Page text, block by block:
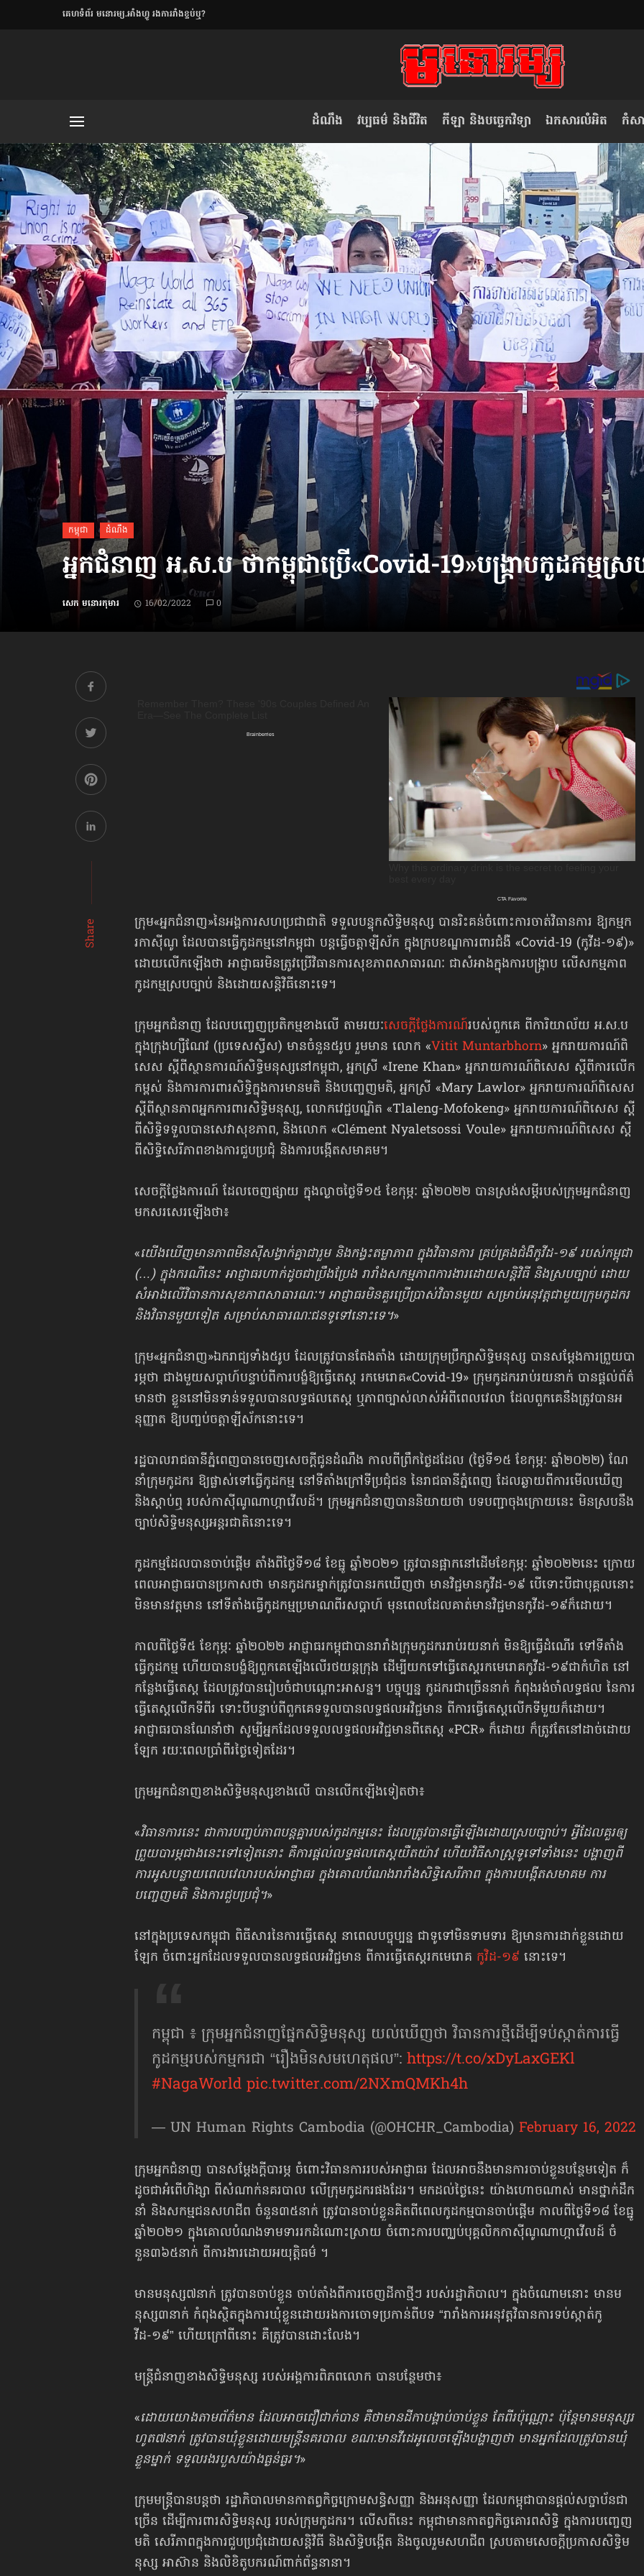
​គេហទំព័រ មនោរម្យ.អាំងហ្វូ រងការរាំងខ្ទប់ឬ?
ដំណឹង វប្បធម៌ និងជីវិត កីឡា និងបច្ចេកវិទ្យា ឯកសារលំអិត កំសា
កម្ពុជា ដំណឹង
អ្នកជំនាញ អ.ស.ប ថាកម្ពុជា​ប្រើ​​«Covid-19»បង្ក្រាបកូដកម្មស្រ
សេក មនោរកុមារ 16/02/2022 0
Share
ក្រុម«អ្នកជំនាញ»​នៃ​អង្គកា​រ​សហ​ប្រជាជា​តិ​ ទ​ទួល​បន្ទុក​សិទ្ធិ​ម​នុស្ស បា​ន​រិះ​គន់​ចំ​ពោះការ​ចាត់វិធា​នការ ឱ្យ​កម្មក​
រកា​ស៊ីណូ ដែ​លបានធ្វើកូដ​កម្ម​នៅ​កម្ពុជា ​បន្តធ្វើ​ចត្តាឡីស័​ក ក្នុង​ក្រប​ខណ្ឌ​ការ​ពារ​ជំងឺ «Covid-19 (កូ​វីដ-១៩)»
ដោយលើក​ឡើងថា ​អាជ្ញាធ​រមិន​ត្រូវ​ប្រើ​វិធា​នកា​រសុខ​ភាព​សាធា​រ​ណៈ ជា​សំ​អាងក្នុងការ​បង្រ្កាប​ លើស​កម្ម​ភាព​
កូដកម្មស្របច្បាប់ ​និងដោ​យសន្តិ​វិ​ធី​នោះ​ទេ។
ក្រុម​អ្នក​ជំ​នាញ ដែលបញ្ចេញប្រតិកម្មខាងលើ តាមរយៈសេចក្ដីថ្លែងការណ៍របស់ពួកគេ ពីការិយាល័យ អ.ស.ប
ក្នុងក្រុងហ្សឺណែវ (ប្រទេសស្វីស) មានចំនួន៥រូប រួមមាន​ លោក «Vitit Muntarbhorn» ​អ្ន​ក​រាយ​កា​រណ៍ពិ​
សេស ស្តីពីស្ថាន​កា​រណ៍​សិទ្ធិ​ម​នុស្ស​នៅ​កម្ពុ​ជា, ​អ្នក​ស្រី «Irene Khan» ​អ្ន​ក​រាយ​កា​រណ៍ពិ​សេស ស្តី​ពី​ការ​លើក​
កម្ពស់ ​និង​ការ​ការពា​រ​សិទ្ធិ​ក្នុង​ការ​មាន​ម​តិ ​និងបញ្ចេញ​ម​តិ, ​អ្នក​ស្រី «Mary Lawlor» ​អ្ន​ក​រាយ​កា​រណ៍ពិ​សេស
ស្តី​ពីស្ថាន​ភាព​អ្នក​ការពា​រ​សិទ្ធិ​ម​នុស្ស, ​​លោក​វេជ្ជបណ្ឌិត «Tlaleng-Mofokeng» ​អ្ន​ក​រាយ​កា​រណ៍ពិ​សេស ស្តី​
ពី​សិទ្ធិ​ទ​ទួល​បាន​សេ​វា​សុខ​ភាព, ​និងលោក «Clément Nyaletsossi Voule» ​អ្ន​ក​រាយ​កា​រណ៍ពិ​សេស ស្តី​
ពី​សិទ្ធិ​សេ​រី​ភាព​ខាង​ការ​ជួប​ប្រ​ជុំ ​និង​កា​រ​បង្កើត​សមា​គម។
​សេចក្ដីថ្លែងការណ៍ ដែលចេញផ្សាយ ក្នុងល្ងាច​ថ្ងៃទី១៥ ខែកុម្ភៈ ឆ្នាំ២០២២ បានស្រង់សម្ដីរបស់ក្រុមអ្នក​ជំនាញ
មកសរសេរឡើងថា៖
«​យើង​ឃើញ​មាន​​ភា​ពមិន​ស៊ី​សង្វាក់​គ្នាជា​រួម ​និង​កង្វះ​តម្លា​ភា​ព ក្នុងវិធា​នការ ​គ្រប់គ្រង​ជំងឺកូ​វីដ-១៩ របស់​កម្ពុជា
(…) ​ក្នុង​ក​រ​ណី​នេះ ​អាជ្ញាធរ​ហាក់​ដូចជា​ប្រឹង​ប្រែ​ង រា​រាំង​ស​កម្ម​ភាព​កា​រ​ងារ​​ដោយ​សន្តិ​វិ​ធី ​និង​ស្រប​ច្បាប់​ ដោ​យ​
សំ​អាងលើ​វិធា​នការ​សុ​ខ​ភាព​សាធា​រ​ណៈ។ ​អាជ្ញាធ​រ​មិនគួរ​ប្រើ​ប្រាស់​វិ​ធាន​មួ​យ សម្រាប់​អ​នុ​វត្តជា​មួ​យ​ក្រុ​មកូដ​ករ​ ​
និង​វិ​ធាន​មួយ​ទៀត សម្រាប់​សាធា​រ​ណៈ​ជន​ទូទៅ​នោះ​ទេ។»
​ក្រុម«អ្នកជំនាញ»ឯ​ក​រាជ្យទាំង៥រូប ដែល​ត្រូវបាន​តែង​តាំង ដោ​យ​ក្រុម​ប្រឹក្សា​សិទ្ធិ​ម​នុស្ស បានសម្តែងការព្រួយបា​
រម្ភថា ជាង​មួយសប្តាហ៍​បន្ទាប់ពីការ​បង្ខំ​ឱ្យធ្វើតេស្ត​ រ​ក​មេ​រោ​គ«Covid-19» ​ក្រុ​មកូដ​ករ​រាប់​រយ​នាក់ បានផ្ដល់​ព័ត៌​
មានថា ​ខ្លួន​នៅមិន​ទាន់​ទ​ទួ​លបាន​លទ្ធ​ផ​លតេស្ត ឬ​ភាព​ច្បាស់​លាស់​អំពី​ពេលវេលា ដែល​ពួក​គេនឹង​ត្រូវបាន​អ​
នុញ្ញាត​ ឱ្យបញ្ចប់​ចត្តាឡី​ស័ក​នោះ​ទេ។
​រដ្ឋបាល​រាជធា​នី​ភ្នំ​ពេញ​​បាន​ចេញ​សេ​ចក្ដី​ជូន​ដំ​ណឹង​ កាលពីព្រឹក​ថ្ងៃ​ដដែល (ថ្ងៃទី១៥ ​ខែ​កុម្ភៈ ឆ្នាំ២០២២) ​ណែ​
នាំ​ក្រុ​មកូដ​ករ​ ឱ្យ​ផ្លាស់​ទៅធ្វើកូដ​កម្ម​ នៅ​ទី​តាំង​ក្រៅ​ទី​ប្រ​ជុំ​ជន នៃរាជធានី​ភ្នំ​ពេញ ដែលឆ្ងាយ​ពី​កា​រ​មើល​ឃើញ ​
និង​ស្ដាប់ឮ ​របស់កា​ស៊ីណូ​ណាហ្កាវើលដ៍។ ​ក្រុមអ្នក​ជំនាញ​បាន​និ​យាយ​ថា ​បទ​បញ្ជា​ចុង​ក្រោយ​នេះ ​មិន​ស្រប​នឹង​
ច្បាប់​សិទ្ធិ​ម​នុស្ស​អន្តរ​ជា​តិ​នោះ​ទេ។
កូដ​កម្មដែ​លបាន​ចាប់ផ្តើម​ តាំងពី​ថ្ងៃ​ទី១៨ ​ខែ​ធ្នូ ​ឆ្នាំ២០២១ ​ត្រូវបានផ្អាក​នៅ​ដើម​ខែ​កុម្ភៈ ឆ្នាំ២០២២នេះ ​ក្រោយ​
ពេល​អាជ្ញាធ​រ​បា​នប្រ​កាសថា​ មា​នកូដ​ករម្នាក់​ត្រូវបាន​រក​ឃើញថា​ មា​នវិជ្ជ​មា​នកូ​វីដ-១៩ ​បើ​ទោះ​បីជា​បុគ្គល​នោះ​
មិន​មាន​វត្ត​មាន​ នៅ​ទី​តាំងធ្វើកូដ​កម្មប្រ​មាណពី​រ​សប្តាហ៍​ មុន​ពេលដែល​គាត់​មា​នវិជ្ជ​មា​នកូ​វីដ-១៩​ក៏ដោយ។
​កាលពី​ថ្ងៃ​ទី៥ ​ខែ​កុម្ភៈ ឆ្នាំ២០២២ ​អាជ្ញាធ​រ​កម្ពុជាបា​នរា​រាំង​​ក្រុ​មកូដ​ករ​រាប់​រយ​នាក់ មិន​ឱ្យធ្វើ​ដំណើរ ទៅ​ទី​តាំង
ធ្វើកូដ​កម្ម ​ហើយបាន​បង្ខំ​ឱ្យ​ពួក​គេ​ឡើងលើរ​ថ​យន្ត​ក្រុង ​ដើម្បី​យកទៅធ្វើតេស្ត​​រ​ក​មេ​រោ​គកូ​វីដ-១៩ជាកំ​ហិត​ នៅ​
កន្លែងធ្វើតេស្ត ដែល​ត្រូវបាន​រៀប​ចំ​ជាបណ្តោះ​អាសន្ន។ បច្ចុប្បន្ន កូដ​ករជា​ច្រើន​នាក់ ​កំ​ពុង​រង់​ចាំ​លទ្ធ​ផល​ នៃការ
ធ្វើតេស្តលើក​ទីពីរ ​ទោះ​បី​បន្ទាប់ពី​ពួក​គេ​ទ​ទួ​លបាន​លទ្ធ​ផល​អវិជ្ជ​មា​ន ពីការធ្វើតេស្តលើក​ទី​មួ​យ​ក៏ដោយ។ ​
អាជ្ញាធ​របាន​ណែ​នាំថា ​សូម្បីអ្នកដែល​ទ​ទួល​លទ្ធ​ផល​អវិជ្ជ​មា​នពីតេស្ត «PCR» ​ក៏ដោយ ​ក៏​ត្រូវ​តែ​នៅ​ដាច់ដោយ​
ឡែក ​រ​យៈ​ពេល​ប្រាំ​ពីរ​ថ្ងៃ​ទៀត​ដែរ។
​ក្រុមអ្នក​ជំនាញ​ខាងសិទ្ធិមនុស្សខាងលើ បានលើក​ឡើង​ទៀតថា៖
«វិធា​នកា​រនេះ​ ជាការបញ្ចប់​ភាព​បន្ត​គ្នា​របស់កូដ​កម្មនេះ ដែល​ត្រូវបានធ្វើ​ឡើង​ដោ​យ​ស្រប​ច្បាប់។ ​អ្វី​ដែល​គួរ​ឲ្យ​
ព្រួយ​បា​រម្ភ​​ជាង​នេះ​ទៅ​ទៀត​នោះ ​គឺការផ្តល់​លទ្ធ​ផល​​តេស្ត​យឺត​យ៉ាវ​ ​ហើយ​វិ​ធី​សាស្ត្រ​ទូ​ទៅ​ទាំង​នេះ ​បង្ហាញ​ពី​
ការ​អូស​បន្លាយ​​ពេល​វេ​លា​របស់​អាជ្ញាធរ​ ក្នុង​គោល​បំណ​ងរា​រាំង​សិទ្ធិ​សេ​រី​ភាព ​ក្នុង​ការ​បង្កើត​សមា​គម ការ​
បញ្ចេញ​ម​តិ ​និង​ការ​ជួប​ប្រ​ជុំ។»
​នៅក្នុងប្រ​ទេស​កម្ពុ​ជា ​ពិ​ធី​សារ​នៃការធ្វើតេស្ត នា​ពេ​លបច្ចុប្បន្ន ​ជា​ទូ​ទៅមិន​ទាម​ទារ​ ឱ្យ​មា​នកា​រដាក់​ខ្លួនដោយ​
ឡែក​ ចំ​ពោះអ្នកដែល​ទ​ទួ​លបាន​លទ្ធ​ផល​អវិជ្ជ​មាន ​ពីការធ្វើតេស្ត​រ​ក​មេ​រោ​គ កូវិដ-១៩ ​នោះ​ទេ។
កម្ពុជា ៖ ក្រុមអ្នកជំនាញផ្នែកសិទ្ធិមនុស្ស យល់ឃើញថា វិធានការថ្មីដើម្បីទប់ស្កាត់ការធ្វើ
កូដកម្មរបស់កម្មករជា “រឿងមិនសមហេតុផល”:https://t.co/xDyLaxGEKl
#NagaWorld pic.twitter.com/2NXmQMKh4h
— UN Human Rights Cambodia (@OHCHR_Cambodia)February 16, 2022
​ក្រុមអ្នក​ជំនាញ ​បា​នសម្ដែងក្ដីបា​រម្ភ​ ចំ​ពោះវិធា​នការ​របស់​អាជ្ញាធរ ដែល​អាច​នឹង​មា​នការ​ចាប់​ខ្លួន​បន្ថែម​ទៀត ​ក៏​
ដូច​ជា​អំ​ពើ​ហិង្សា ​ពី​សំ​ណាក់នគរបាល​ លើ​ក្រុ​ម​កូដករ​ផង​ដែរ។ មកដល់ថ្ងៃនេះ ​យ៉ាង​ហោច​ណាស់ ​មានថ្នាក់ដឹ​ក​
នាំ ​និងស​កម្ម​ជន​សហ​ជីព​ ចំ​នួន៣៥​នាក់ ​ត្រូវបាន​ចាប់​ខ្លួន​គិត​ពី​ពេ​លកូដ​កម្មបាន​ចាប់ផ្តើ​ម​ កាល​ពី​ថ្ងៃ​ទី១៨​ ​ខែ​ធ្នូ
​ឆ្នាំ២០២១ ក្នុង​គោល​បំណង​ទាម​ទារ​រក​ដំ​ណោះ​ស្រាយ ​ចំ​ពោះការបញ្ឈប់​បុគ្គលិ​កកា​ស៊ីណូ​​ណាហ្កាវើលដ៍ ​ចំ​
នួន៣៦៥​នាក់ ​ពីកា​រ​ងារដោយអ​យុត្តិ​ធម៌ ។
​មាន​ម​នុស្ស៧​នាក់​ ត្រូវបាន​ចាប់​ខ្លួន ​ចាប់​តាំង​ពីការ​ចេញ​ដីកា​ថ្មីៗ ​របស់​រដ្ឋាភិបាល។ ក្នុង​ចំណោម​នោះ ​មាន​ម​
នុស្ស៣​នាក់ ​កំ​ពុង​ស្ថិតក្នុងការ​ឃុំ​ខ្លួនដោយ​រងការ​ចោទប្រ​កាន់​ពី​បទ “រា​រាំងការ​អ​នុ​វត្តវិធា​នការ​ទប់ស្កាត់កូ​
វីដ-១៩” ​ហើ​យ​ក្រៅ​ពី​នោះ ​គឺ​ត្រូវបាន​ដោះ​លែង។
​មន្ត្រីជំនាញខាងសិទ្ធិមនុស្ស របស់អង្គការពិភពលោក បាន​បន្ថែមថា៖
«ដោយ​យោង​តាម​ព័ត៌​មាន ដែល​អាច​ជឿ​ជាក់បាន ​គឺថា​មាន​ដីកា​បង្គាប់​ចាប់​ខ្លួន ​តែ​ពីរ​ប៉ុណ្ណោះ ​ប៉ុន្តែ​មាន​ម​នុស្ស​រ​
ហូត​៧​នាក់ ​ត្រូវបាន​ឃុំ​ខ្លួនដោយ​មន្រ្តី​នគរបាល ​ខ​ណៈ​មាន​វីដេ​អូ​​លេច​ឡើង​បង្ហាញថា ​មានអ្នកដែល​ត្រូវបាន​ឃុំ​
ខ្លួនម្នាក់​ ទ​ទួល​រ​ង​រ​បួស​យ៉ាង​ធ្ងន់ធ្ងរ។»
ក្រុមមន្ត្រីបាន​បន្តថា ​រដ្ឋាភិ​បាល​មា​ន​កាតព្វ​កិច្ច​​ក្រោម​សន្ធិ​សញ្ញា ​និង​អ​នុ​សញ្ញា ដែ​លកម្ពុជាបានផ្តល់សច្ចាប័ន​ជា​
ច្រើន ​ដើម្បីការពា​រ​សិទ្ធិ​ម​នុស្ស ​របស់​ក្រុ​មកូដ​ករ។ ​លើស​ពី​នេះ ​កម្ពុ​ជា​មា​ន​កាតព្វ​កិច្ច​គោរព​សិទ្ធិ ក្នុងការបញ្ចេញ​
ម​តិ ​សេ​រី​ភា​ពក្នុងការ​ជួប​ប្រ​ជុំដោ​យសន្តិ​វិ​ធី ​និង​សិទ្ធិ​បង្កើត ​និង​ចូល​រួម​សហ​ជីព ​ស្រប​តាម​សេ​ច​ក្តីប្រ​កាស​សិទ្ធិ​ម​
នុស្ស ​អា​ស៊ាន ​និង​លិ​ខិតូ​ប​ក​រណ៍​ពាក់ព័ន្ធ​នា​នា។
ត៖ «កាមតណ្ហា​ លិខិតប្រិយមិត្ត៖ «អំពីទោសៈ»
សម រង្ស៊ី៖ កម្ពុជាគួរមើលគំរូ​តាម​
វៀតណាម ក្នុង​ការប្តូរ​មេដឹកនាំ របស់​
ខ្លួន
លិខិតប្រិយមិត្ត៖ «កាមតណ្ហា​
មនុស្ស»
ចុងក្រោយ
ខឹម វាសនា ថា«ស្រី
ចរិតថោក»​ស្លៀកពាក់
ប្រពៃណី​«ដេញប្រុស»
អឹមបាពេ ប្រកាសជាផ្លូវការ
ចាកចេញពីក្រុម ប៉ារីស
ថើបមាត់ ៖ ក្រុមកីឡាការិនី​
ផ្អាកលេង​​បើប្រធានសហព័ន្ធ​
មិនលាឈប់